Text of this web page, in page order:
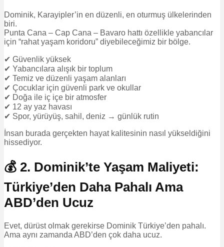
Dominik, Karayipler’in en düzenli, en oturmuş ülkelerinden
biri.
Punta Cana – Cap Cana – Bavaro hattı özellikle yabancılar
için “rahat yaşam koridoru” diyebileceğimiz bir bölge.
✔ Güvenlik yüksek
✔ Yabancılara alışık bir toplum
✔ Temiz ve düzenli yaşam alanları
✔ Çocuklar için güvenli park ve okullar
✔ Doğa ile iç içe bir atmosfer
✔ 12 ay yaz havası
✔ Spor, yürüyüş, sahil, deniz → günlük rutin
İnsan burada gerçekten hayat kalitesinin nasıl yükseldiğini
hissediyor.
💰 2. Dominik’te Yaşam Maliyeti:
Türkiye’den Daha Pahalı Ama
ABD’den Ucuz
Evet, dürüst olmak gerekirse Dominik Türkiye’den pahalı.
Ama aynı zamanda ABD’den çok daha ucuz.